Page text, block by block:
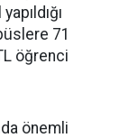
71
öğrenci
önemli